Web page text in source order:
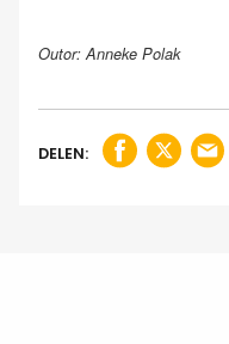
Outor: Anneke Polak
DELEN: